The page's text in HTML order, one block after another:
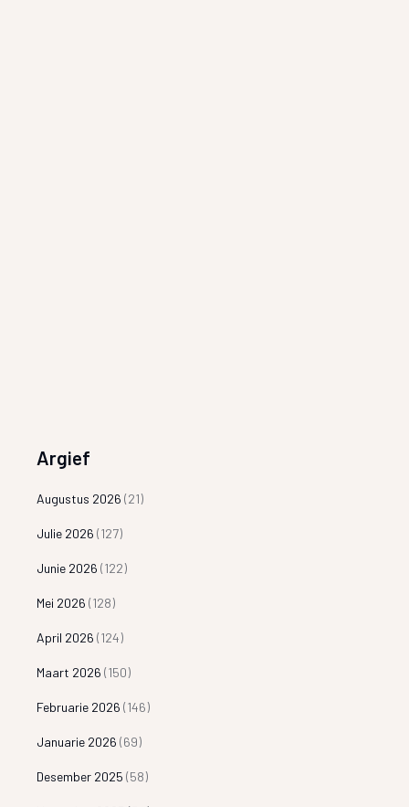
Argief
Augustus 2026 (21)
Julie 2026 (127)
Junie 2026 (122)
Mei 2026 (128)
April 2026 (124)
Maart 2026 (150)
Februarie 2026 (146)
Januarie 2026 (69)
Desember 2025 (58)